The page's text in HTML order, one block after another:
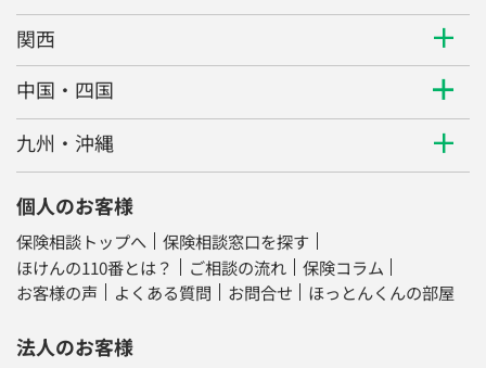
関西
中国・四国
九州・沖縄
個人のお客様
保険相談トップへ
保険相談窓口を探す
ほけんの110番とは？
ご相談の流れ
保険コラム
お客様の声
よくある質問 お問合せ ほっとんくんの部屋
法人のお客様